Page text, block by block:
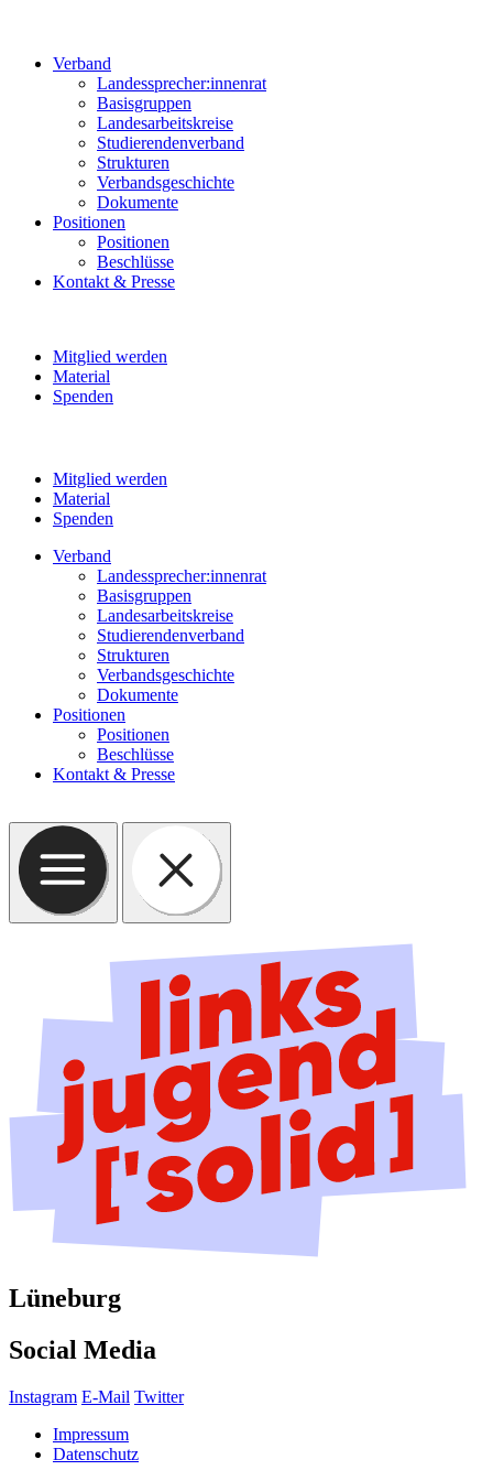
Verband
Landessprecher:innenrat
Basisgruppen
Landesarbeitskreise
Studierendenverband
Strukturen
Verbandsgeschichte
Dokumente
Positionen
Positionen
Beschlüsse
Kontakt & Presse
Mitglied werden
Material
Spenden
Mitglied werden
Material
Spenden
Verband
Landessprecher:innenrat
Basisgruppen
Landesarbeitskreise
Studierendenverband
Strukturen
Verbandsgeschichte
Dokumente
Positionen
Positionen
Beschlüsse
Kontakt & Presse
Lüneburg
Social Media
Instagram E-Mail Twitter
Impressum
Datenschutz